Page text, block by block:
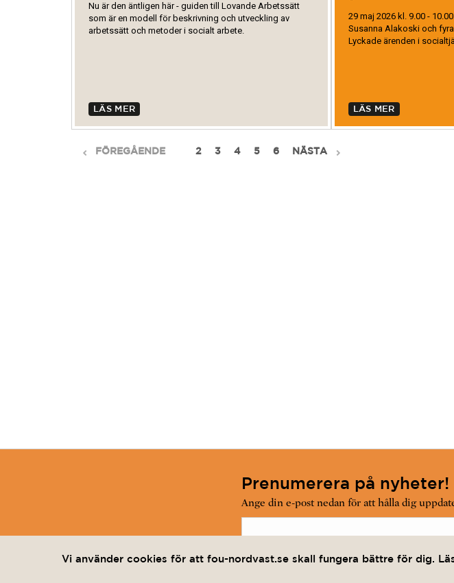
Nu är den äntligen här - guiden till Lovande Arbetssätt
som är en modell för beskrivning och utveckling av
arbetssätt och metoder i socialt arbete.
LÄS MER
29 maj 2026 kl. 9.00 -
Susanna Alakoski och
Lyckade ärenden i
LÄS MER
FÖREGÅENDE 2 3 4 5 6 NÄSTA
Prenumerera på nyheter!
Ange din e-post nedan för att hålla dig
Vi använder cookies för att fou-nordvast.se skall fungera bättre för dig.